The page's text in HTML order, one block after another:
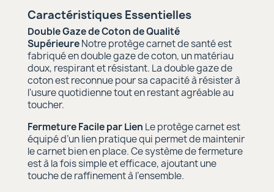
Caractéristiques Essentielles
Double Gaze de Coton de Qualité
SupérieureNotre protège carnet de santé est
fabriqué en double gaze de coton, un matériau
doux, respirant et résistant. La double gaze de
coton est reconnue pour sa capacité à résister à
l'usure quotidienne tout en restant agréable au
toucher.
Fermeture Facile par Lien Le protège carnet est
équipé d’un lien pratique qui permet de maintenir
le carnet bien en place. Ce système de fermeture
est à la fois simple et efficace, ajoutant une
touche de raffinement à l’ensemble.